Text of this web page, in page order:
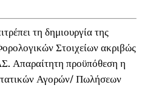
τη δημιουργία της
Στοιχείων ακριβώς
Απαραίτητη προϋπόθεση η
Αγορών/ Πωλήσεων